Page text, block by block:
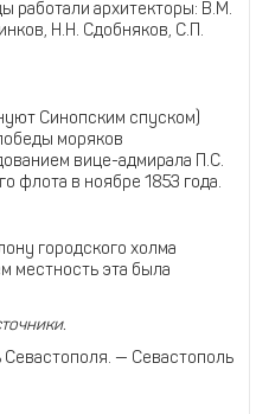
работали архитекторы: В.М.
Н.Н. Сдобняков, С.П.
Синопским спуском)
моряков
вице-адмирала П.С.
флота в ноябре 1853 года.
городского холма
местность эта была
— Севастополь